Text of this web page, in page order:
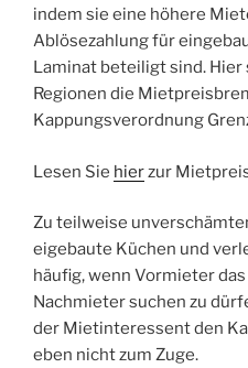
indem sie eine höhere
Ablösezahlung für
Laminat beteiligt sind.
Regionen die
Kappungsverordnung
Lesen Sie hierzur
Zu teilweise
eigebaute Küchen und
häufig, wenn Vormieter
Nachmieter suchen zu
der Mietinteressent den
eben nicht zum Zuge.